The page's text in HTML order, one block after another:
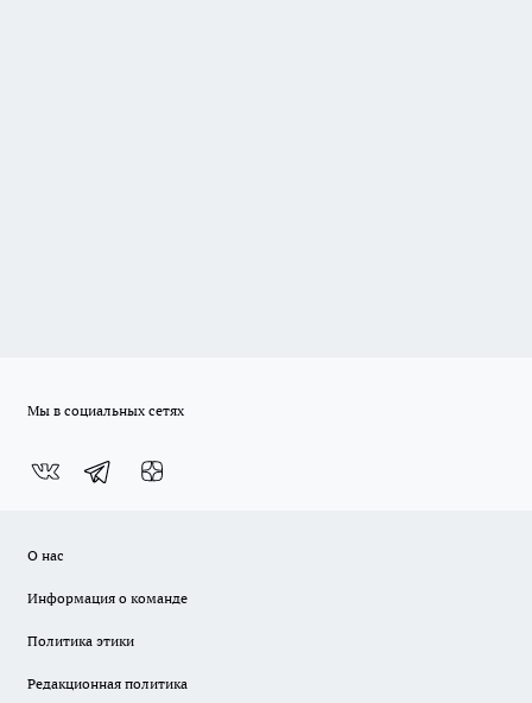
Мы в социальных сетях
О нас
Информация о команде
Политика этики
Редакционная политика